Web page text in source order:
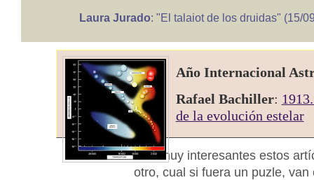
Laura Jurado: "El talaiot de los druidas" (15/
Año Internacional
Rafael Bachiller:
de la evolución estelar
Son muy interesantes estos
otro, cual si fuera un puzle, van